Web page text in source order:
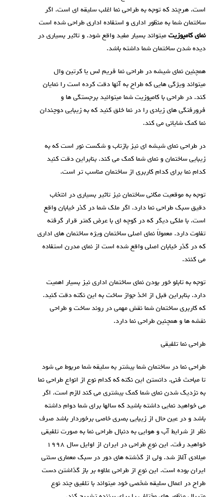
است. هرچند که توجه به طراحی نما اغلب سلیقه ای است. اگر
ساختمان شما به منظور اداری و استفاده اداری طراحی شده است
نمای کامپوزیت میتواند بسیار مفید واقع شود. و تاثیر بسیاری در
دیده شدن ساختمان شما داشته باشد.
همچنین نمای شیشه در طراحی نما فریم لس یا کرتین وال
میتواند ویژگی هایی که طراح به آنها دقت کرده است را نمایان
کند. در طراحی با کامپوزیت شما میتوانید برجستگی ها و
فرورفتگی های زیادی را در نما خلق کنید که به زیبایی دوچندان
نما کمک شایانی می کند.
در طراحی نمای شیشه ای نیز بازتاب و شکست نور است که به
زیبایی ساختمان و نمای شما کمک می کند. بنابراین دقت کنید
کدام نما برای کدام کاربری از ساختمان مناسب تر است.
توجه به موقعیت مکانی ساختمان نیز تاثیر بسیاری در انتخاب
دقیق سبک طراحی نما دارد. اگر ملک شما در گذر خیابان واقع
است. با ملکی دیگر که در کوچه ای با عرض کمتر قرار گرفته
تفاوت دارد. معمولاً نمای اصلی ساختمان ویژه ساختمان های اداری
که در گذر خیابان اصلی واقع شده است از نمای مدرن استفاده
می کنند.
توجه به تابلو خور بودن نمای ساختمان اداری نیز بسیار اهمیت
دارد. بنابراین قبل از اخذ جواز ساخت به این نکته دقت کنید.
که کاربری ساختمان شما نقش مهمی در روند ساخت و طراحی
نقشه ها و همچنین طراحی نما دارد.
طراحی نما تلفیقی
طراحی نما در ساختمان شما بیشتر به سلیقه شما مربوط می شود
تا مباحث فنی. دانستن این نکته که کدام نوع از انواع طراحی نما
به نزدیک شدن نمای شما کمک بیشتری می کند لازم است. اگر
می خواهید نمایی داشته باشید که سالها برای شما دوام داشته
باشد و در عین حال از زیبایی بصری خاصی برخوردار باشد صرف
نظر از شرایط آب و هوایی به دنبال طراحی نما به صورت تلفیقی
خواهید رفت. این نوع طراحی در ایران از اوایل سال ۱۹۹۸
میلادی آغاز شد. ولی از گذشته های دور در سبک معماری سنتی
ایران بوده است. این نوع از طراحی علاوه بر باز گذاشتن دست
طراح در اعمال سلیقه شخصی خود میتواند با تلفیق چند نوع